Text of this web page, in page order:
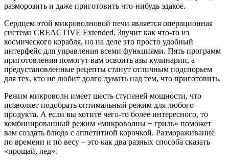
разморозить и даже приготовить что-нибудь эдакое.
Сердцем этой микроволновой печи является операционная
система CREAСTIVE Extended. Звучит как что-то из
космического корабля, но на деле это просто удобный
интерфейс для управления всеми функциями. Пять программ
приготовления помогут вам освоить азы кулинарии, а
предустановленные рецепты станут отличным подспорьем
для тех, кто не любит долго думать над тем, что приготовить.
Режим микроволн имеет шесть ступеней мощности, что
позволяет подобрать оптимальный режим для любого
продукта. А если вы хотите чего-то более интересного, то
комбинированный режим «микроволны + гриль» поможет
вам создать блюдо с аппетитной корочкой. Размораживание
по времени и по весу – это как два разных способа сказать
«прощай, лед».